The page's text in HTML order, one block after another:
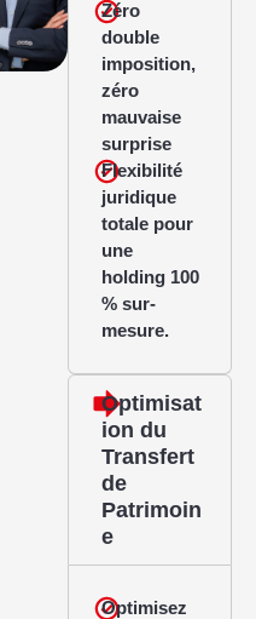
Zéro
double
imposition,
zéro
mauvaise
surprise
Flexibilité
juridique
totale pour
une
holding 100
% sur-
mesure.
Optimisat
ion du
Transfert
de
Patrimoin
e
Optimisez